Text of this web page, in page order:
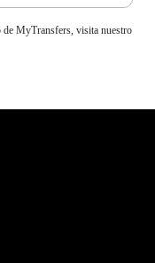
de MyTransfers, visita nuestro